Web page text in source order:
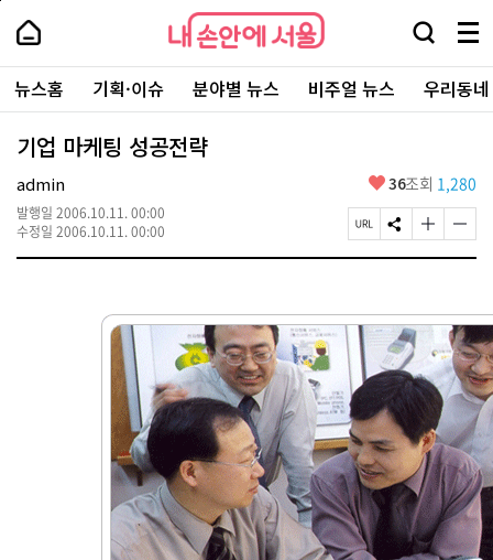
본
로
가
내
손
안
에
서
울
-
서
울
시
대
표
소
내
손
에
울
검
창
열
기
메
뉴
전
체
보
주
요
서
뉴스홈 기획·이슈 분야별 뉴스 비주얼 뉴스 우리동
기업 마케팅 성공전략
admin
발행일 2006.10.11. 00:00
수정일 2006.10.11. 00:00
좋
요
36조회 1,280
페
이
L
복
사
S
N
하
기
글
자
게
변
경
하
기
글
자
게
변
경
하
기
페
상
단
로